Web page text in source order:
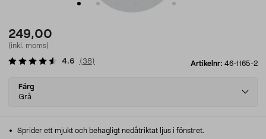
249,00
(inkl. moms)
Artikelnr: 46-1165-2
4.6 (38)
Select
variant
Färg
Grå
Sprider ett mjukt och behagligt nedåtriktat ljus i fönstret.